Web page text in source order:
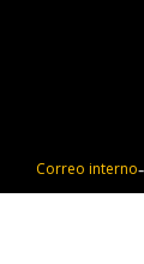
Correo interno